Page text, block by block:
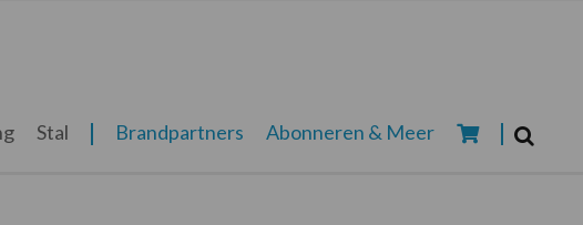
Stal Brandpartners Abonneren & Meer